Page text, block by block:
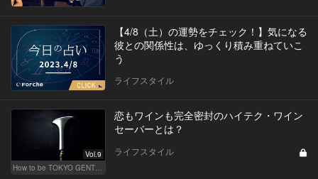
【4/8（土）の運勢をチェック！】気になる
彼との関係性は、ゆっくり積み重ねていこ
う
ライフスタイル
Vol.9
How to be TOKYO GENTS 東京人よ、紳士たれ！
恋もワインも完全密封のハイテク・ワイン
セーバーとは？
ライフスタイル